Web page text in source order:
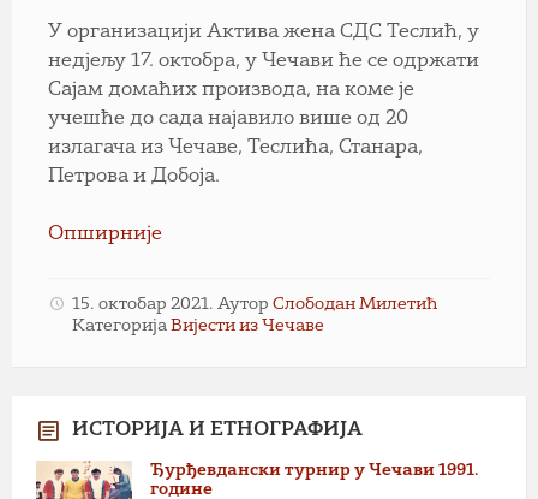
У организацији Актива жена СДС Теслић, у
недјељу 17. октобра, у Чечави ће се одржати
Сајам домаћих производа, на коме је
учешће до сада најавило више од 20
излагача из Чечаве, Теслића, Станара,
Петрова и Добоја.
Опширније
15. октобар 2021. Аутор Слободан Милетић
Категорија Вијести из Чечаве
ИСТОРИЈА И ЕТНОГРАФИЈА
Ђурђевдански турнир у Чечави 1991.
године